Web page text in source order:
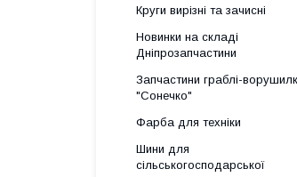
Круги вирізні та зачисні
Новинки на складі
Дніпрозапчастини
Запчастини граблі-
"Сонечко"
Фарба для техніки
Шини для
сільськогосподарської